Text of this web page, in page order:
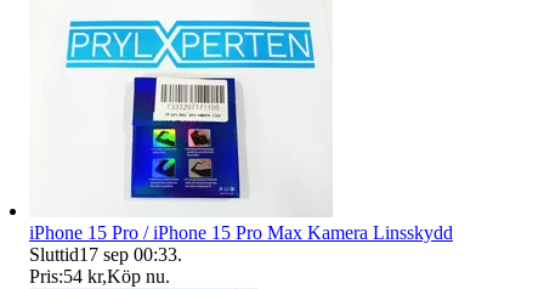
iPhone 15 Pro / iPhone 15 Pro Max Kamera Linsskydd
Sluttid17 sep 00:33.
Pris:54 kr,Köp nu.